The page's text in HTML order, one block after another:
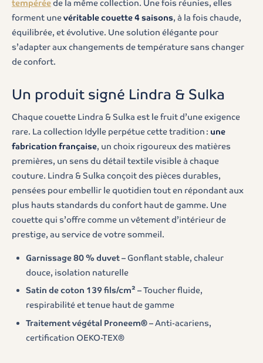
tempéréede la même collection. Une fois réunies, elles
forment unevéritable couette 4 saisons, à la fois chaude,
équilibrée, et évolutive. Une solution élégante pour
s’adapter aux changements de température sans changer
de confort.
Un produit signé Lindra & Sulka
Chaque couette Lindra & Sulka est le fruit d’une exigence
rare. La collection Idylle perpétue cette tradition : une
fabrication française, un choix rigoureux des matières
premières, un sens du détail textile visible à chaque
couture. Lindra & Sulka conçoit des pièces durables,
pensées pour embellir le quotidien tout en répondant aux
plus hauts standards du confort haut de gamme. Une
couette qui s’offre comme un vêtement d’intérieur de
prestige, au service de votre sommeil.
Garnissage 80 % duvet– Gonflant stable, chaleur
douce, isolation naturelle
Satin de coton 139 fils/cm² – Toucher fluide,
respirabilité et tenue haut de gamme
Traitement végétal Proneem®– Anti-acariens,
certification OEKO-TEX®